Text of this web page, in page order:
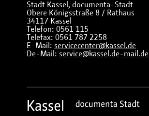
Stadt Kassel, documenta-Stadt
Obere Königsstraße 8 / Rathaus
34117 Kassel
Telefon: 0561 115
Telefax: 0561 787 2258
E-Mail: servicecenter@kassel.de
De-Mail: service@kassel.de-mail.de